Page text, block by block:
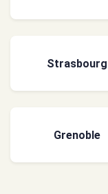
Strasbourg
Grenoble